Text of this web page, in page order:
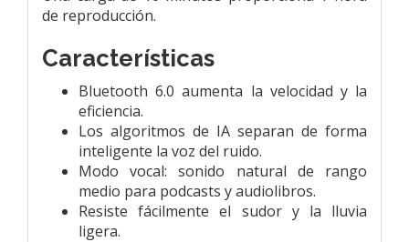
de reproducción.
Características
Bluetooth 6.0 aumenta la velocidad y la
eficiencia.
Los algoritmos de IA separan de forma
inteligente la voz del ruido.
Modo vocal: sonido natural de rango
medio para podcasts y audiolibros.
Resiste fácilmente el sudor y la lluvia
ligera.